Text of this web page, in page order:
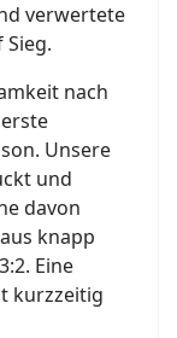
verwertete
nach
Unsere
und
davon
knapp
Eine
kurzzeitig